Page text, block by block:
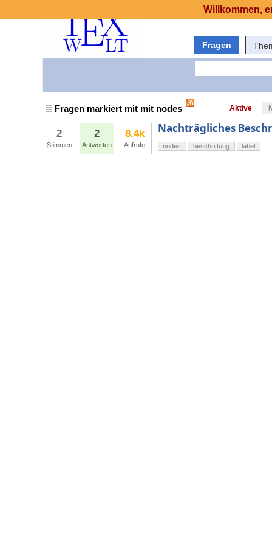
Fragen
Fragen markiert mit mit nodes Aktive
2
Stimmen
2
Antworten
8.4k
Aufrufe
Nachträgliches
nodes beschriftung label
Willkommen,